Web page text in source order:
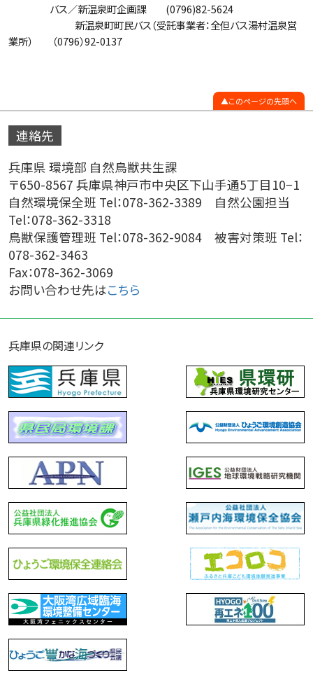
バス／新温泉町企画課 (0796)82-5624
新温泉町町民バス（受託事業者：全但バス湯村温泉営
業所） （0796）92-0137
このページの先頭へ
連絡先
兵庫県 環境部 自然鳥獣共生課
〒650-8567 兵庫県神戸市中央区下山手通5丁目10−1
自然環境保全班 Tel：078-362-3389 自然公園担当
Tel：078-362-3318
鳥獣保護管理班 Tel：078-362-9084 被害対策班 Tel：
078-362-3463
Fax：078-362-3069
お問い合わせ先はこちら
兵庫県の関連リンク